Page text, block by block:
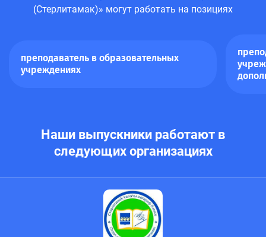
(Стерлитамак)» могут работать на позициях
преподаватель в образовательных
учреждениях
Наши выпускники работают в
следующих организациях